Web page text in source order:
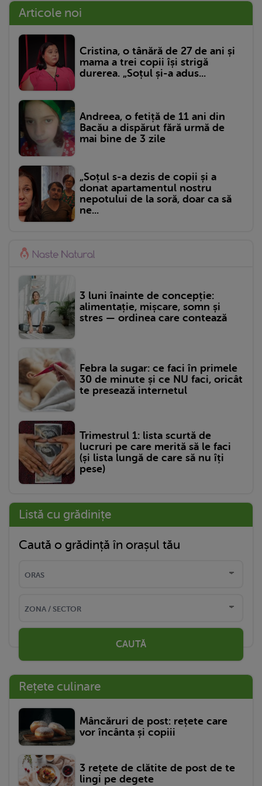
Articole noi
Cristina, o tânără de 27 de ani și
mama a trei copii își strigă
durerea. „Soțul și-a adus...
Andreea, o fetiță de 11 ani din
Bacău a dispărut fără urmă de
mai bine de 3 zile
„Soțul s-a dezis de copii și a
donat apartamentul nostru
nepotului de la soră, doar ca să
ne...
3 luni înainte de concepție:
alimentație, mișcare, somn și
stres — ordinea care contează
Febra la sugar: ce faci în primele
30 de minute și ce NU faci, oricât
te presează internetul
Trimestrul 1: lista scurtă de
lucruri pe care merită să le faci
(și lista lungă de care să nu îți
pese)
Listă cu grădinițe
Caută o grădință în orașul tău
CAUTĂ
Rețete culinare
Mâncăruri de post: rețete care
vor încânta și copiii
3 rețete de clătite de post de te
lingi pe degete